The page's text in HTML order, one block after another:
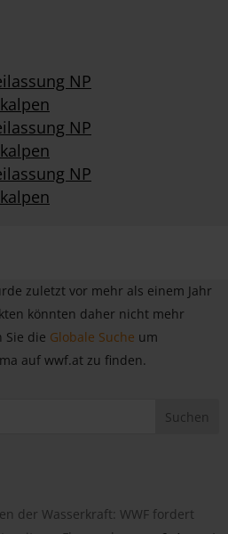
NP
NP
NP
zuletzt vor mehr als einem Jahr
könnten daher nicht mehr
Sie die Globale Suche um
auf wwf.at zu finden.
der Wasserkraft: WWF fordert